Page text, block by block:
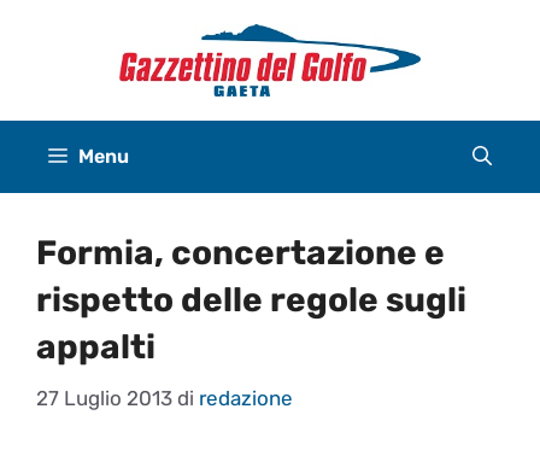
Menu
Formia, concertazione e
rispetto delle regole sugli
appalti
27 Luglio 2013 di redazione